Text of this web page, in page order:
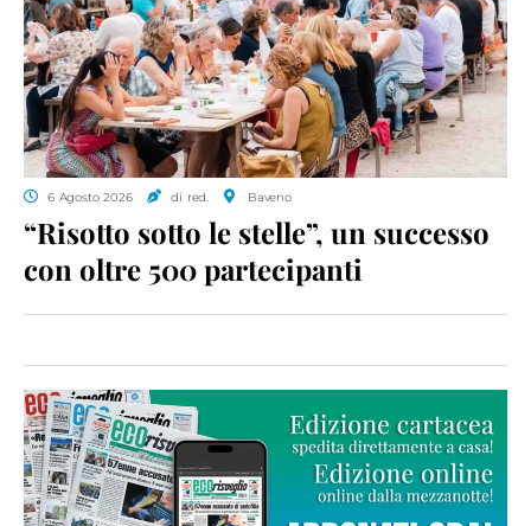
6 Agosto 2026 di red. Baveno
“Risotto sotto le stelle”, un successo
con oltre 500 partecipanti